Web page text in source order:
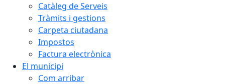
Catàleg de Serveis
Tràmits i gestions
Carpeta ciutadana
Impostos
Factura electrònica
El municipi
Com arribar